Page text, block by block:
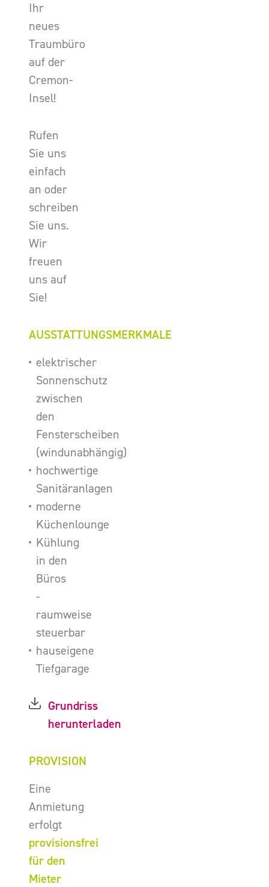
Ihr
neues
Traumbüro
auf der
Cremon-
Insel!
Rufen
Sie uns
einfach
an oder
schreiben
Sie uns.
Wir
freuen
uns auf
Sie!
AUSSTATTUNGSMERKMALE
elektrischer
Sonnenschutz
zwischen
den
Fensterscheiben
(windunabhängig)
hochwertige
Sanitäranlagen
moderne
Küchenlounge
Kühlung
in den
Büros
-
raumweise
steuerbar
hauseigene
Tiefgarage
Grundriss
herunterladen
PROVISION
Eine
Anmietung
erfolgt
provisionsfrei
für den
Mieter